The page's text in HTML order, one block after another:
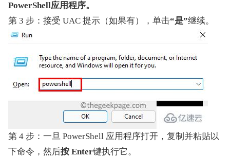
PowerShell应用程序。
第 3 步：接受 UAC 提示（如果有），单击“是”继续。
第 4 步：一旦 PowerShell 应用程序打开，复制并粘贴以
下命令，然后按 Enter键执行它。